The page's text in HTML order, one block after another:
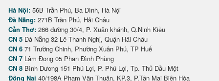
Hà Nội: 56B Trần Phú, Ba Đình, Hà Nội
Đà Nẵng: 271B Trần Phú, Hải Châu
Cần Thơ: 266 đường 30/4, P. Xuân khánh, Q.Ninh Kiều
CN 5 Đà Nẵng 32 Lê Thanh Nghị, Quận Hải Châu
CN 6 71 Trường Chinh, Phường Xuân Phú, TP Huế
CN 7 Lâm Đồng 05 Phan Đình Phùng
CN 8 Bình Dương 151 Phú Lợi, P. Phú Lợi, Tp. Thủ Dầu Một
Đồng Nai 40/198A Phạm Văn Thuận, KP.3, P.Tân Mai Biên Hòa